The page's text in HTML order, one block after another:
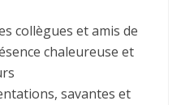
collègues et amis de
chaleureuse et
savantes et